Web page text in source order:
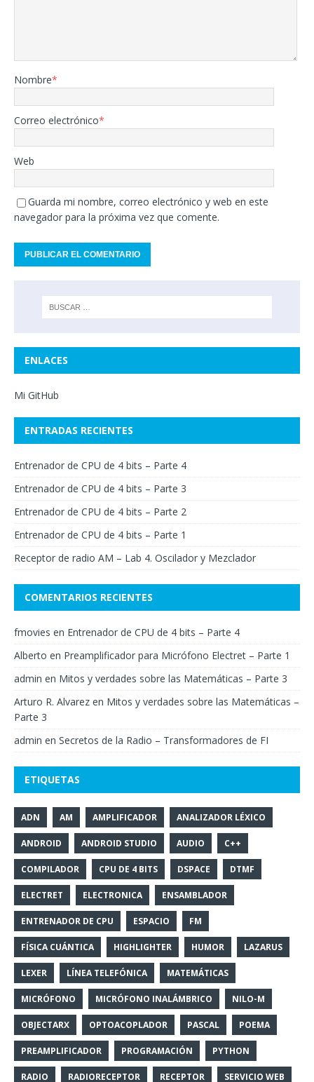
Nombre*
Correo electrónico*
Web
Guarda mi nombre, correo electrónico y web en este
navegador para la próxima vez que comente.
ENLACES
Mi GitHub
ENTRADAS RECIENTES
Entrenador de CPU de 4 bits – Parte 4
Entrenador de CPU de 4 bits – Parte 3
Entrenador de CPU de 4 bits – Parte 2
Entrenador de CPU de 4 bits – Parte 1
Receptor de radio AM – Lab 4. Oscilador y Mezclador
COMENTARIOS RECIENTES
fmovies en Entrenador de CPU de 4 bits – Parte 4
Alberto en Preamplificador para Micrófono Electret – Parte 1
admin en Mitos y verdades sobre las Matemáticas – Parte 3
Arturo R. Alvarez en Mitos y verdades sobre las Matemáticas –
Parte 3
admin en Secretos de la Radio – Transformadores de FI
ETIQUETAS
ADN AM AMPLIFICADOR ANALIZADOR LÉXICO
ANDROID ANDROID STUDIO AUDIO C++
COMPILADOR CPU DE 4 BITS DSPACE DTMF
ELECTRET ELECTRONICA ENSAMBLADOR
ENTRENADOR DE CPU ESPACIO FM
FÍSICA CUÁNTICA HIGHLIGHTER HUMOR LAZARUS
LEXER LÍNEA TELEFÓNICA MATEMÁTICAS
MICRÓFONO MICRÓFONO INALÁMBRICO NILO-M
OBJECTARX OPTOACOPLADOR PASCAL POEMA
PREAMPLIFICADOR PROGRAMACIÓN PYTHON
RADIO RADIORECEPTOR RECEPTOR SERVICIO WEB